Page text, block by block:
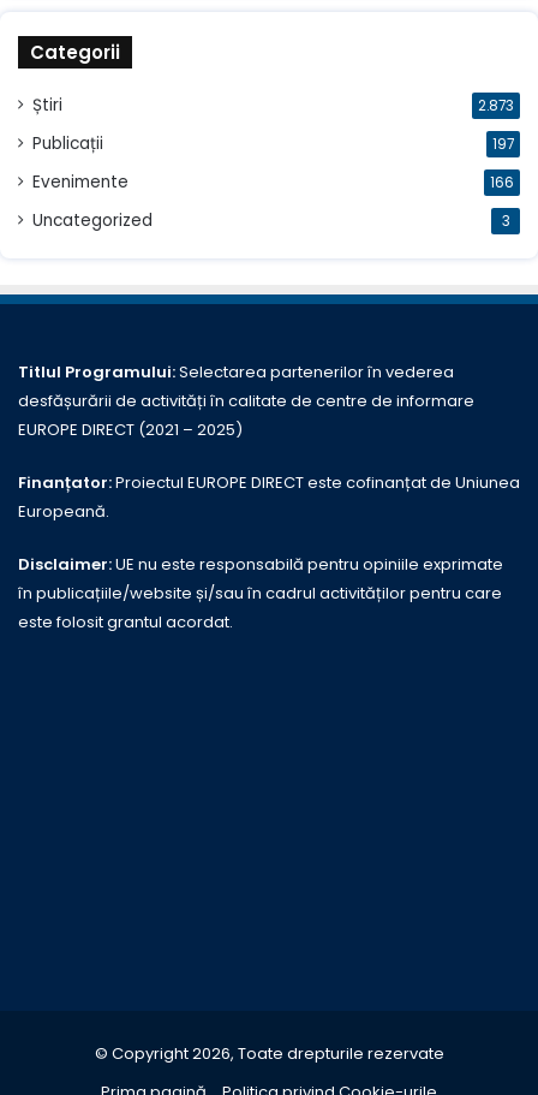
Categorii
Știri 2.873
Publicații 197
Evenimente 166
Uncategorized 3
Titlul Programului:Selectarea partenerilor în vederea
desfășurării de activități în calitate de centre de informare
EUROPE DIRECT (2021 – 2025)
Finanțator:Proiectul EUROPE DIRECT este cofinanțat de Uniunea
Europeană.
Disclaimer:UE nu este responsabilă pentru opiniile exprimate
în publicațiile/website și/sau în cadrul activităților pentru care
este folosit grantul acordat.
© Copyright 2026, Toate drepturile rezervate